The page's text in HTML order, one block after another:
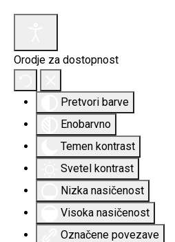
Orodje za dostopnost
Pretvori barve
Enobarvno
Temen kontrast
Svetel kontrast
Nizka nasičenost
Visoka nasičenost
Označene povezave